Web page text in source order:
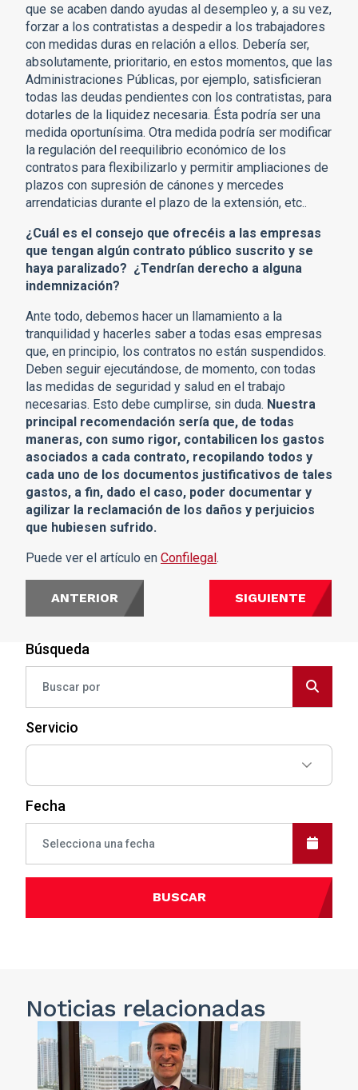
Búsqueda
Servicio
Fecha
BUSCAR
que se acaben dando ayudas al desempleo y, a su vez,
forzar a los contratistas a despedir a los trabajadores
con medidas duras en relación a ellos. Debería ser,
absolutamente, prioritario, en estos momentos, que las
Administraciones Públicas, por ejemplo, satisficieran
todas las deudas pendientes con los contratistas, para
dotarles de la liquidez necesaria. Ésta podría ser una
medida oportunísima. Otra medida podría ser modificar
la regulación del reequilibrio económico de los
contratos para flexibilizarlo y permitir ampliaciones de
plazos con supresión de cánones y mercedes
arrendaticias durante el plazo de la extensión, etc..
¿Cuál es el consejo que ofrecéis a las empresas
que tengan algún contrato público suscrito y se
haya paralizado? ¿Tendrían derecho a alguna
indemnización?
Ante todo, debemos hacer un llamamiento a la
tranquilidad y hacerles saber a todas esas empresas
que, en principio, los contratos no están suspendidos.
Deben seguir ejecutándose, de momento, con todas
las medidas de seguridad y salud en el trabajo
necesarias. Esto debe cumplirse, sin duda. Nuestra
principal recomendación sería que, de todas
maneras, con sumo rigor, contabilicen los gastos
asociados a cada contrato, recopilando todos y
cada uno de los documentos justificativos de tales
gastos, a fin, dado el caso, poder documentar y
agilizar la reclamación de los daños y perjuicios
que hubiesen sufrido.
Puede ver el artículo en Confilegal.
ANTERIOR SIGUIENTE
Noticiasrelacionadas